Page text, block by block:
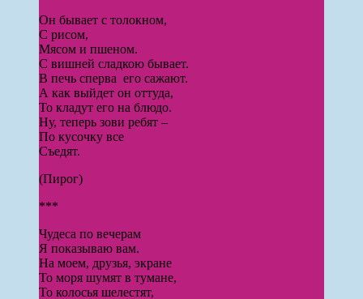
Он бывает с толокном,
С рисом,
Мясом и пшеном.
С вишней сладкою бывает.
В печь сперва его сажают.
А как выйдет он оттуда,
То кладут его на блюдо.
Ну, теперь зови ребят –
По кусочку все
Съедят.
(Пирог)
***
Чудеса по вечерам
Я показываю вам.
На моем, друзья, экране
То моря шумят в тумане,
То колосья шелестят,